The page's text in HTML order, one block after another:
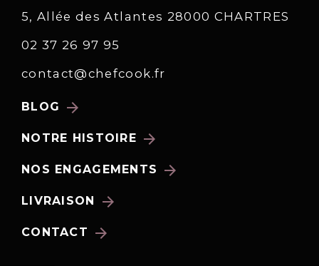
5, Allée des Atlantes 28000 CHARTRES
02 37 26 97 95
contact@chefcook.fr
BLOG arrow_forward
NOTRE HISTOIRE arrow_forward
NOS ENGAGEMENTS arrow_forward
LIVRAISON arrow_forward
CONTACT arrow_forward